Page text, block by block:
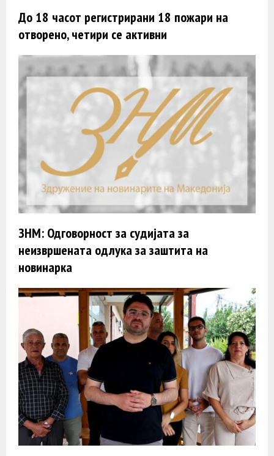
До 18 часот регистрирани 18 пожари на
отворено, четири се активни
ЗНМ: Одговорност за судијата за
неизвршената одлука за заштита на
новинарка